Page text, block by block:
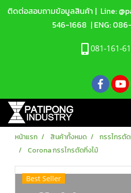
ติดต่อสอบถามข้อมูลสินค้า | Line:
546-1668 | ENG:
081-161-
หน้าแรก สินค้าทั้งหมด
กรรไกรตัด
Corona กรรไกรตัดกิ่งไม้
Best Seller